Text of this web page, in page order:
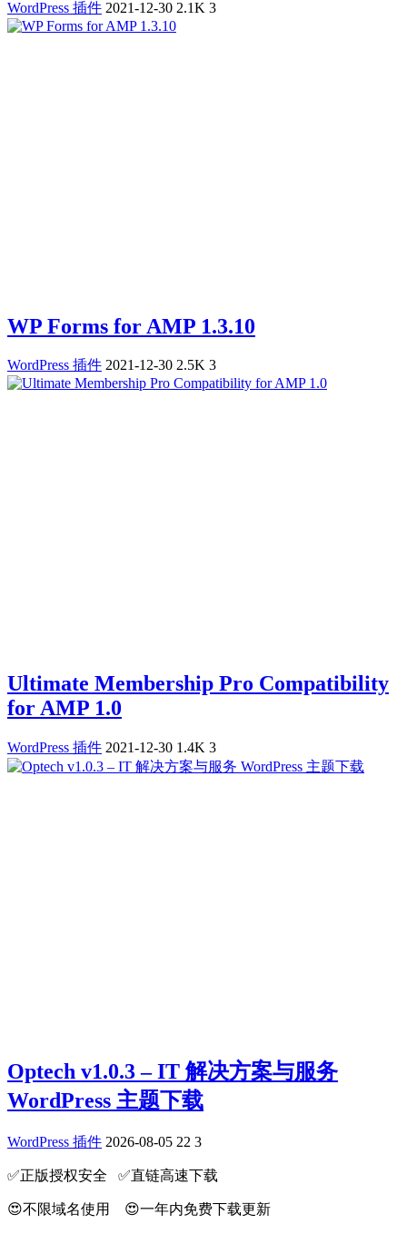
WordPress 插件 2021-12-30 2.1K 3
WP Forms for AMP 1.3.10
WordPress 插件 2021-12-30 2.5K 3
Ultimate Membership Pro Compatibility
for AMP 1.0
WordPress 插件 2021-12-30 1.4K 3
Optech v1.0.3 – IT 解决方案与服务
WordPress 主题下载
WordPress 插件 2026-08-05 22 3
✅️正版授权安全 ✅️直链高速下载
😍不限域名使用 😍一年内免费下载更新